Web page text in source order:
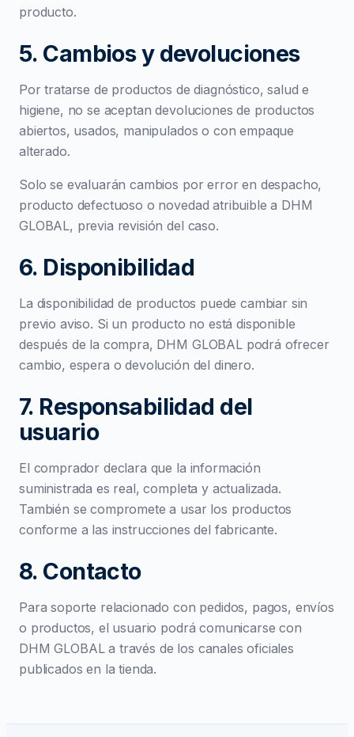
producto.
5. Cambios y devoluciones
Por tratarse de productos de diagnóstico, salud e
higiene, no se aceptan devoluciones de productos
abiertos, usados, manipulados o con empaque
alterado.
Solo se evaluarán cambios por error en despacho,
producto defectuoso o novedad atribuible a DHM
GLOBAL, previa revisión del caso.
6. Disponibilidad
La disponibilidad de productos puede cambiar sin
previo aviso. Si un producto no está disponible
después de la compra, DHM GLOBAL podrá ofrecer
cambio, espera o devolución del dinero.
7. Responsabilidad del
usuario
El comprador declara que la información
suministrada es real, completa y actualizada.
También se compromete a usar los productos
conforme a las instrucciones del fabricante.
8. Contacto
Para soporte relacionado con pedidos, pagos, envíos
o productos, el usuario podrá comunicarse con
DHM GLOBAL a través de los canales oficiales
publicados en la tienda.